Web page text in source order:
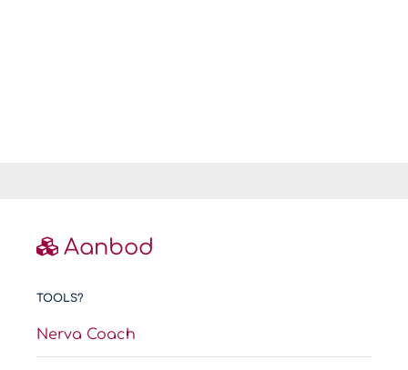
Aanbod
TOOLS?
Nerva Coach